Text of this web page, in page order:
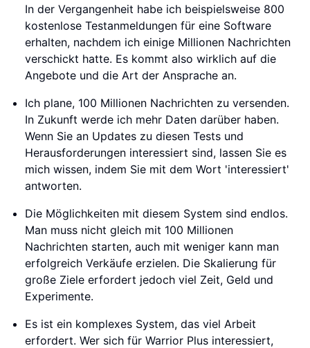
In der Vergangenheit habe ich beispielsweise 800
kostenlose Testanmeldungen für eine Software
erhalten, nachdem ich einige Millionen Nachrichten
verschickt hatte. Es kommt also wirklich auf die
Angebote und die Art der Ansprache an.
Ich plane, 100 Millionen Nachrichten zu versenden.
In Zukunft werde ich mehr Daten darüber haben.
Wenn Sie an Updates zu diesen Tests und
Herausforderungen interessiert sind, lassen Sie es
mich wissen, indem Sie mit dem Wort 'interessiert'
antworten.
Die Möglichkeiten mit diesem System sind endlos.
Man muss nicht gleich mit 100 Millionen
Nachrichten starten, auch mit weniger kann man
erfolgreich Verkäufe erzielen. Die Skalierung für
große Ziele erfordert jedoch viel Zeit, Geld und
Experimente.
Es ist ein komplexes System, das viel Arbeit
erfordert. Wer sich für Warrior Plus interessiert,